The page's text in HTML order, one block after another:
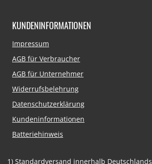
KUNDENINFORMATIONEN
Navigation
Impressum
AGB für Verbraucher
AGB für Unternehmer
Widerrufsbelehrung
Datenschutzerklärung
Kundeninformationen
Batteriehinweis
1) Standardversand innerhalb Deutschlands